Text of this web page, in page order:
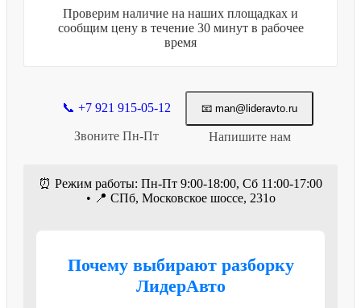
Проверим наличие на наших площадках и
сообщим цену в течение 30 минут в рабочее
время
📞 +7 921 915-05-12
Звоните Пн-Пт
📧 man@lideravto.ru
Напишите нам
⏰ Режим работы: Пн-Пт 9:00-18:00, Сб 11:00-17:00
• 📍 СПб, Московское шоссе, 231о
Почему выбирают разборку
ЛидерАвто